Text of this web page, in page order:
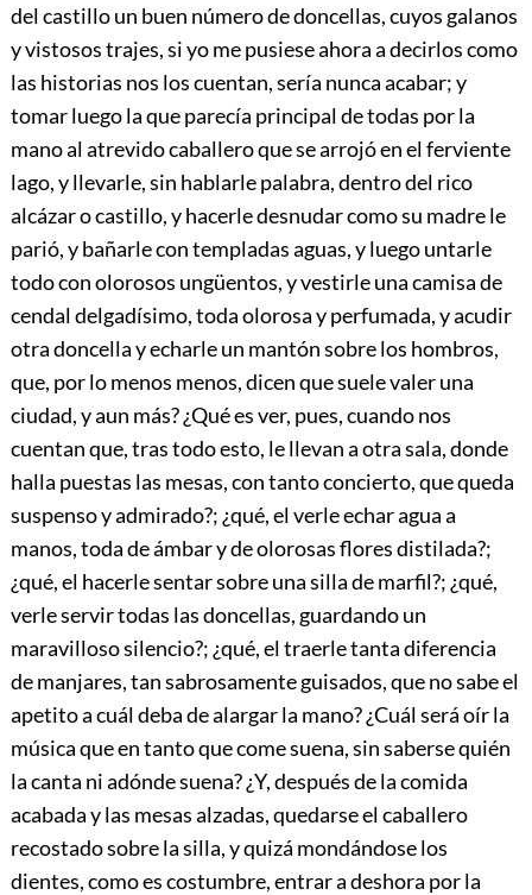
del castillo un buen número de doncellas, cuyos galanos
y vistosos trajes, si yo me pusiese ahora a decirlos como
las historias nos los cuentan, sería nunca acabar; y
tomar luego la que parecía principal de todas por la
mano al atrevido caballero que se arrojó en el ferviente
lago, y llevarle, sin hablarle palabra, dentro del rico
alcázar o castillo, y hacerle desnudar como su madre le
parió, y bañarle con templadas aguas, y luego untarle
todo con olorosos ungüentos, y vestirle una camisa de
cendal delgadísimo, toda olorosa y perfumada, y acudir
otra doncella y echarle un mantón sobre los hombros,
que, por lo menos menos, dicen que suele valer una
ciudad, y aun más? ¿Qué es ver, pues, cuando nos
cuentan que, tras todo esto, le llevan a otra sala, donde
halla puestas las mesas, con tanto concierto, que queda
suspenso y admirado?; ¿qué, el verle echar agua a
manos, toda de ámbar y de olorosas flores distilada?;
¿qué, el hacerle sentar sobre una silla de marfil?; ¿qué,
verle servir todas las doncellas, guardando un
maravilloso silencio?; ¿qué, el traerle tanta diferencia
de manjares, tan sabrosamente guisados, que no sabe el
apetito a cuál deba de alargar la mano? ¿Cuál será oír la
música que en tanto que come suena, sin saberse quién
la canta ni adónde suena? ¿Y, después de la comida
acabada y las mesas alzadas, quedarse el caballero
recostado sobre la silla, y quizá mondándose los
dientes, como es costumbre, entrar a deshora por la